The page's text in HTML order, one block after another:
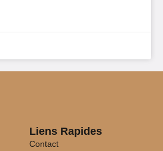
Liens Rapides
Contact